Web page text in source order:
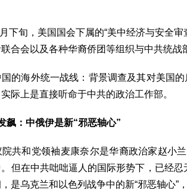
下旬，美国国会下属的“美中经济与安全
合会以及各种华裔侨团等组织与中共统战
的海外统一战线：背景调查及其对美国
际上是直接听命于中共的政治工作部。
飙：中俄伊是新“邪恶轴心”
共和党领袖麦康奈尔是华裔政治家赵小
但在中共咄咄逼人的国际形势下，已经忍
是乌克兰和以色列战争中的新“邪恶轴心”